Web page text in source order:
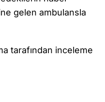
gelen ambulansla
tarafından inceleme